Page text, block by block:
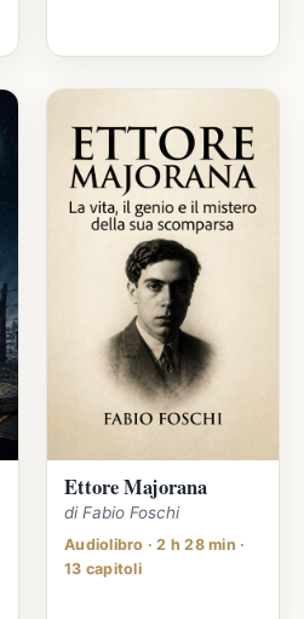
Ettore Majorana
di Fabio Foschi
Audiolibro · 2 h 28 min ·
13 capitoli